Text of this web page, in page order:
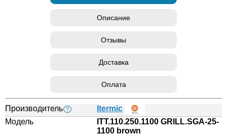
Описание
Отзывы
Доставка
Оплата
Производитель ?
Itermic
Модель
ITT.110.250.1100 GRILL.SGA-25-
1100 brown